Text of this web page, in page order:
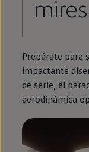
mires
Prepárate para
impactante
de serie, el
aerodinámica